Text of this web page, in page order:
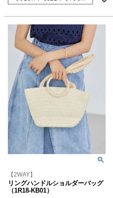
【2WAY】
リングハンドルショルダーバッグ
（1R18-KB01）